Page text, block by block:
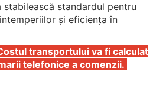
stabilească standardul pentru
și eficiența în
transportului va fi calculat
telefonice a comenzii.